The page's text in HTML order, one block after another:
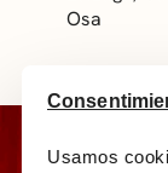
Usamos
Osa